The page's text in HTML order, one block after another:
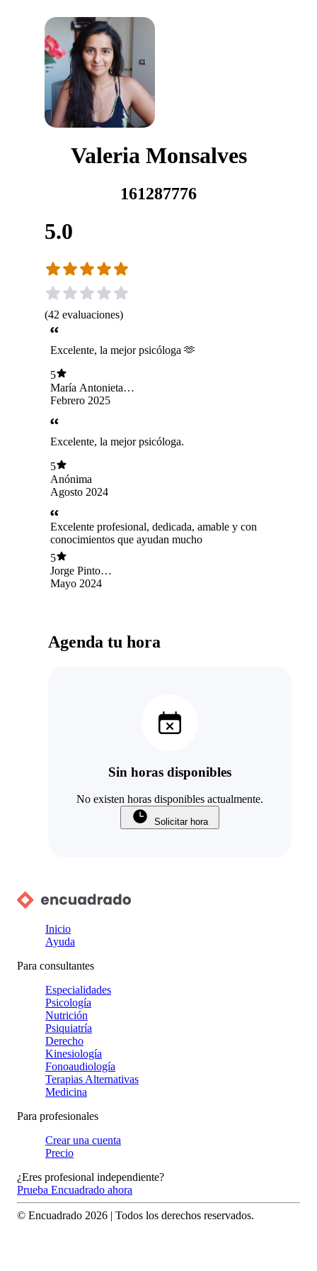
Valeria Monsalves
161287776
5.0
(42 evaluaciones)
Excelente, la mejor psicóloga 🫶
5
María Antonieta
Núñez Ahumad
Febrero 2025
Excelente, la mejor psicóloga.
5
Anónima
Agosto 2024
Excelente profesional, dedicada, amable y con
conocimientos que ayudan mucho
5
Jorge Pinto
Sotomayor
Mayo 2024
Agenda tu hora
Sin horas disponibles
No existen horas disponibles actualmente.
Solicitar hora
Inicio
Ayuda
Para consultantes
Especialidades
Psicología
Nutrición
Psiquiatría
Derecho
Kinesiología
Fonoaudiología
Terapias Alternativas
Medicina
Para profesionales
Crear una cuenta
Precio
¿Eres profesional independiente?
Prueba Encuadrado ahora
© Encuadrado 2026 | Todos los derechos reservados.